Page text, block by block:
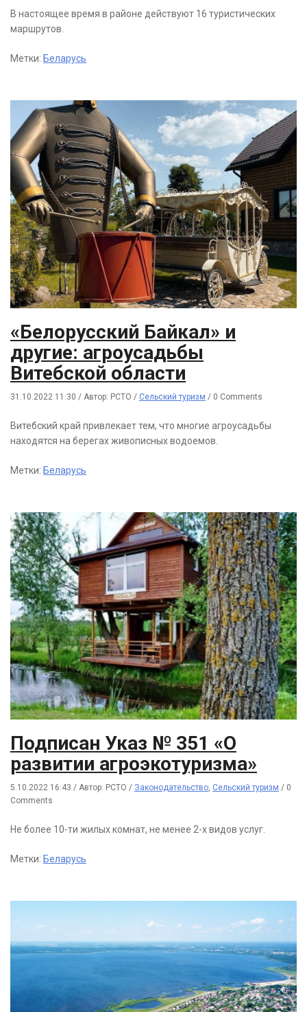
В настоящее время в районе действуют 16 туристических
маршрутов.
Метки: Беларусь
«Белорусский Байкал» и
другие: агроусадьбы
Витебской области
31.10.2022 11:30 / Автор: РСТО / Сельский туризм / 0 Comments
Витебский край привлекает тем, что многие агроусадьбы
находятся на берегах живописных водоемов.
Метки: Беларусь
Подписан Указ № 351 «О
развитии агроэкотуризма»
5.10.2022 16:43 / Автор: РСТО / Законодательство, Сельский туризм / 0
Comments
Не более 10-ти жилых комнат, не менее 2-х видов услуг.
Метки: Беларусь